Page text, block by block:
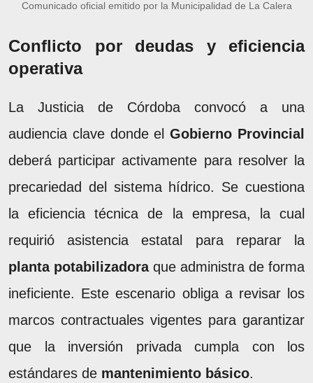
Comunicado oficial emitido por la Municipalidad de La Calera
Conflicto por deudas y eficiencia
operativa
La Justicia de Córdoba convocó a una
audiencia clave donde elGobierno Provincial
deberá participar activamente para resolver la
precariedad del sistema hídrico. Se cuestiona
la eficiencia técnica de la empresa, la cual
requirió asistencia estatal para reparar la
planta potabilizadoraque administra de forma
ineficiente. Este escenario obliga a revisar los
marcos contractuales vigentes para garantizar
que la inversión privada cumpla con los
estándares de mantenimiento básico.